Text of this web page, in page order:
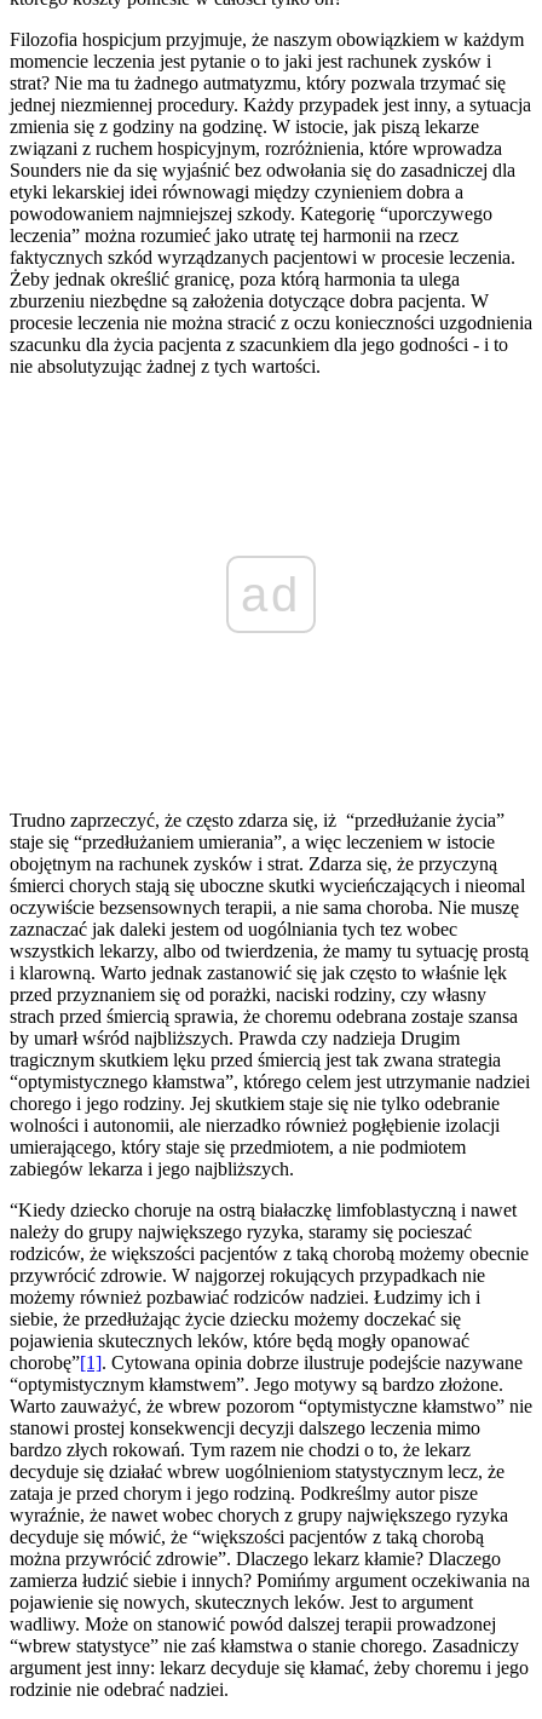
Filozofia hospicjum przyjmuje, że naszym obowiązkiem w każdym
momencie leczenia jest pytanie o to jaki jest rachunek zysków i
strat? Nie ma tu żadnego autmatyzmu, który pozwala trzymać się
jednej niezmiennej procedury. Każdy przypadek jest inny, a sytuacja
zmienia się z godziny na godzinę. W istocie, jak piszą lekarze
związani z ruchem hospicyjnym, rozróżnienia, które wprowadza
Sounders nie da się wyjaśnić bez odwołania się do zasadniczej dla
etyki lekarskiej idei równowagi między czynieniem dobra a
powodowaniem najmniejszej szkody. Kategorię “uporczywego
leczenia” można rozumieć jako utratę tej harmonii na rzecz
faktycznych szkód wyrządzanych pacjentowi w procesie leczenia.
Żeby jednak określić granicę, poza którą harmonia ta ulega
zburzeniu niezbędne są założenia dotyczące dobra pacjenta. W
procesie leczenia nie można stracić z oczu konieczności uzgodnienia
szacunku dla życia pacjenta z szacunkiem dla jego godności - i to
nie absolutyzując żadnej z tych wartości.
ad
Trudno zaprzeczyć, że często zdarza się, iż “przedłużanie życia”
staje się “przedłużaniem umierania”, a więc leczeniem w istocie
obojętnym na rachunek zysków i strat. Zdarza się, że przyczyną
śmierci chorych stają się uboczne skutki wycieńczających i nieomal
oczywiście bezsensownych terapii, a nie sama choroba. Nie muszę
zaznaczać jak daleki jestem od uogólniania tych tez wobec
wszystkich lekarzy, albo od twierdzenia, że mamy tu sytuację prostą
i klarowną. Warto jednak zastanowić się jak często to właśnie lęk
przed przyznaniem się od porażki, naciski rodziny, czy własny
strach przed śmiercią sprawia, że choremu odebrana zostaje szansa
by umarł wśród najbliższych. Prawda czy nadzieja Drugim
tragicznym skutkiem lęku przed śmiercią jest tak zwana strategia
“optymistycznego kłamstwa”, którego celem jest utrzymanie nadziei
chorego i jego rodziny. Jej skutkiem staje się nie tylko odebranie
wolności i autonomii, ale nierzadko również pogłębienie izolacji
umierającego, który staje się przedmiotem, a nie podmiotem
zabiegów lekarza i jego najbliższych.
“Kiedy dziecko choruje na ostrą białaczkę limfoblastyczną i nawet
należy do grupy największego ryzyka, staramy się pocieszać
rodziców, że większości pacjentów z taką chorobą możemy obecnie
przywrócić zdrowie. W najgorzej rokujących przypadkach nie
możemy również pozbawiać rodziców nadziei. Łudzimy ich i
siebie, że przedłużając życie dziecku możemy doczekać się
pojawienia skutecznych leków, które będą mogły opanować
chorobę”[1]. Cytowana opinia dobrze ilustruje podejście nazywane
“optymistycznym kłamstwem”. Jego motywy są bardzo złożone.
Warto zauważyć, że wbrew pozorom “optymistyczne kłamstwo” nie
stanowi prostej konsekwencji decyzji dalszego leczenia mimo
bardzo złych rokowań. Tym razem nie chodzi o to, że lekarz
decyduje się działać wbrew uogólnieniom statystycznym lecz, że
zataja je przed chorym i jego rodziną. Podkreślmy autor pisze
wyraźnie, że nawet wobec chorych z grupy największego ryzyka
decyduje się mówić, że “większości pacjentów z taką chorobą
można przywrócić zdrowie”. Dlaczego lekarz kłamie? Dlaczego
zamierza łudzić siebie i innych? Pomińmy argument oczekiwania na
pojawienie się nowych, skutecznych leków. Jest to argument
wadliwy. Może on stanowić powód dalszej terapii prowadzonej
“wbrew statystyce” nie zaś kłamstwa o stanie chorego. Zasadniczy
argument jest inny: lekarz decyduje się kłamać, żeby choremu i jego
rodzinie nie odebrać nadziei.